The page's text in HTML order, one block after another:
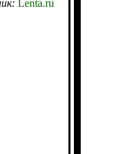
Lenta.ru